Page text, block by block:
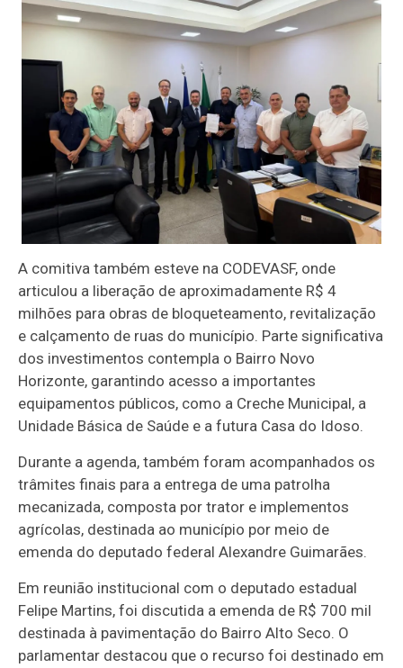
A comitiva também esteve na CODEVASF, onde
articulou a liberação de aproximadamente R$ 4
milhões para obras de bloqueteamento, revitalização
e calçamento de ruas do município. Parte significativa
dos investimentos contempla o Bairro Novo
Horizonte, garantindo acesso a importantes
equipamentos públicos, como a Creche Municipal, a
Unidade Básica de Saúde e a futura Casa do Idoso.
Durante a agenda, também foram acompanhados os
trâmites finais para a entrega de uma patrolha
mecanizada, composta por trator e implementos
agrícolas, destinada ao município por meio de
emenda do deputado federal Alexandre Guimarães.
Em reunião institucional com o deputado estadual
Felipe Martins, foi discutida a emenda de R$ 700 mil
destinada à pavimentação do Bairro Alto Seco. O
parlamentar destacou que o recurso foi destinado em